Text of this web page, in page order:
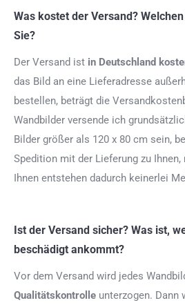
Was kostet der Versand?
Sie?
Der Versand ist in Deutschland
das Bild an eine Lieferadresse
bestellen, beträgt die
Wandbilder versende ich
Bilder größer als 120 x 80 cm sein,
Spedition mit der Lieferung zu Ihnen,
Ihnen entstehen dadurch keinerlei
Ist der Versand sicher? Was ist,
beschädigt ankommt?
Vor dem Versand wird jedes
Qualitätskontrolle unterzogen. Dann